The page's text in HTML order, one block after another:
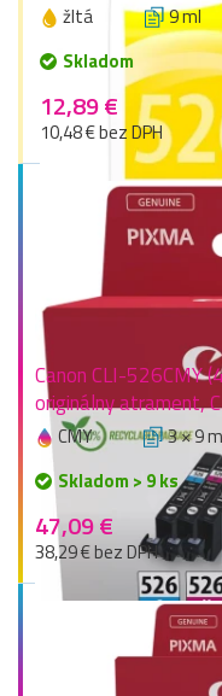
žltá 9 ml
Skladom
12,89 €
10,48 € bez DPH
Canon CLI-526CMY
originálny atrament,
CMY 3 × 9
Skladom > 9 ks
47,09 €
38,29 € bez DPH